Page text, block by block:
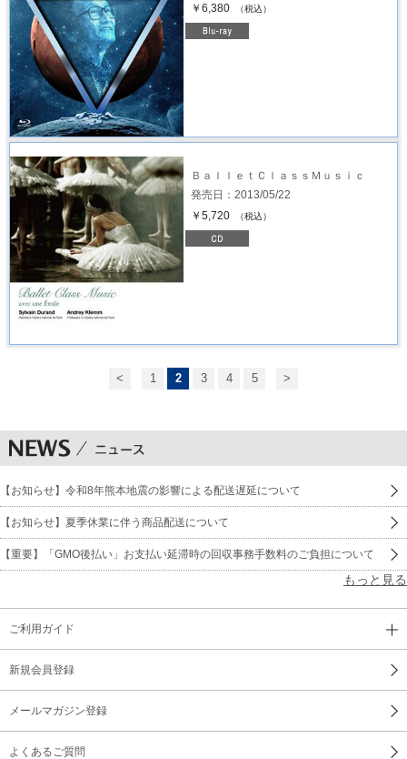
￥6,380
（税込）
ＢａｌｌｅｔＣｌａｓｓＭｕｓｉｃ
発売日：2013/05/22
￥5,720
（税込）
< 1 2 3 4 5 >
【お知らせ】令和8年熊本地震の影響による配送遅延について
【お知らせ】夏季休業に伴う商品配送について
【重要】「GMO後払い」お支払い延滞時の回収事務手数料のご負担について
もっと見る
ご利用ガイド
新規会員登録
メールマガジン登録
よくあるご質問